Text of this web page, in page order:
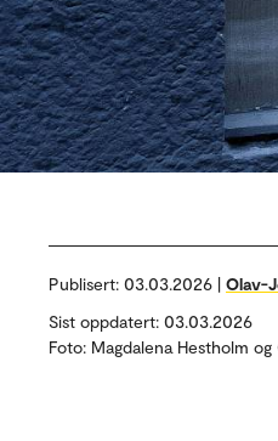
Publisert: 03.03.2026 | Olav-
Sist oppdatert: 03.03.2026
Foto: Magdalena Hestholm